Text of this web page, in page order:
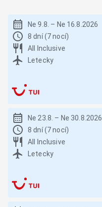
Ne 9.8. – Ne 16.8.2026
8 dní (7 nocí)
All Inclusive
Letecky
Ne 23.8. – Ne 30.8.2026
8 dní (7 nocí)
All Inclusive
Letecky